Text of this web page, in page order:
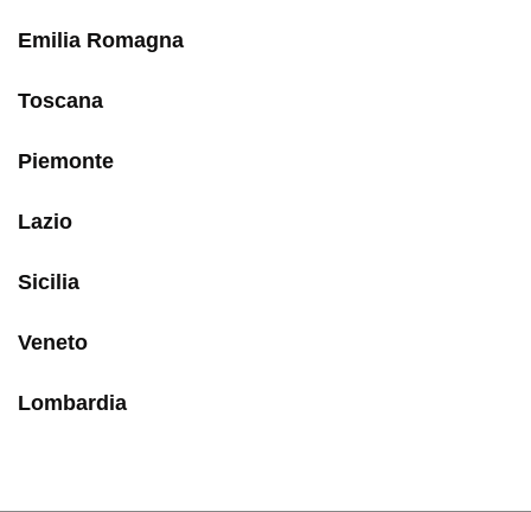
Emilia Romagna
Toscana
Piemonte
Lazio
Sicilia
Veneto
Lombardia